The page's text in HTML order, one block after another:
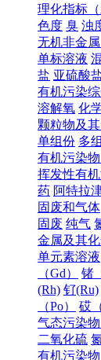
理化指标（
色度 臭 浊
无机非金属
单标溶液
盐 亚硫酸
有机污染
溶解氧 化
颗粒物及
单组份 多
有机污染物
挥发性有机
药 阿特拉
固废和气体
固废 纯气
金属及其
单元素溶液
（Gd）
锗
(Rh) 钌(Ru)
（Po）
砹
气态污染物
二氧化硫
有机污染